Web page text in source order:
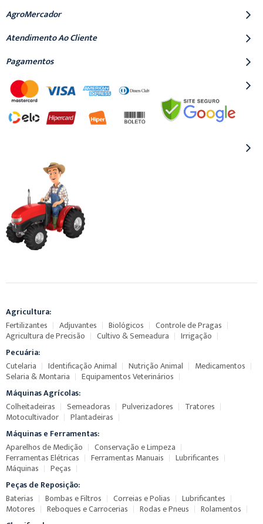
AgroMercador
Atendimento Ao Cliente
Pagamentos
Agricultura:
Fertilizantes
Adjuvantes Biológicos Controle de Pragas
Agricultura de Precisão Cultivo & Semeadura
Irrigação
Pecuária:
Cutelaria
Identificação Animal Nutrição Animal Medicamentos
Selaria & Montaria
Equipamentos Veterinários
Máquinas Agrícolas:
Colheitadeiras
Semeadoras Pulverizadores Tratores
Motocultivador
Plantadeiras
Máquinas e Ferramentas:
Aparelhos de Medição
Conservação e Limpeza
Ferramentas Elétricas Ferramentas Manuais Lubrificantes
Máquinas
Peças
Peças de Reposição:
Baterias
Bombas e Filtros Correias e Polias Lubrificantes
Motores Reboques e Carrocerias Rodas e Pneus
Rolamentos